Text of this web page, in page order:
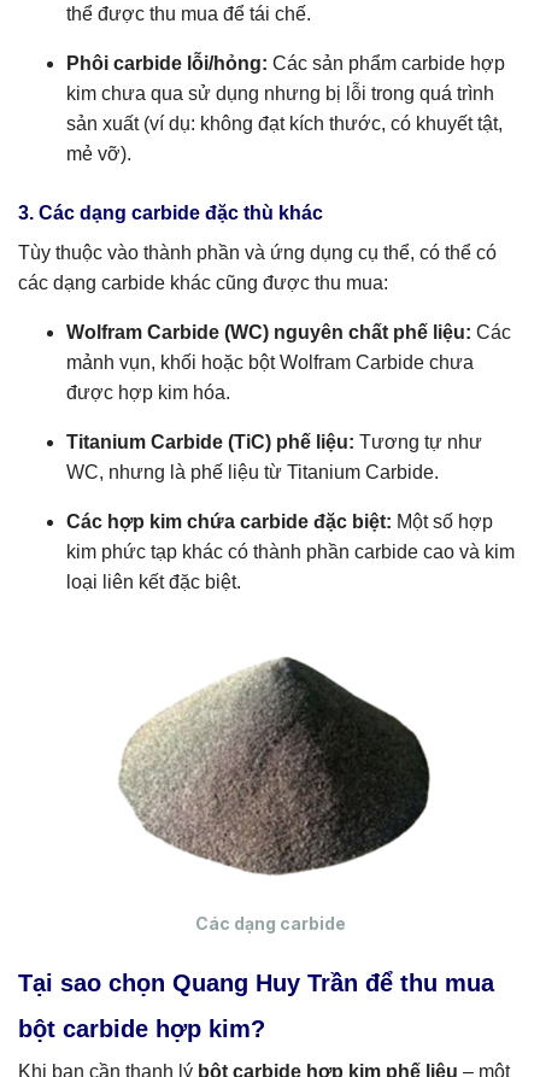
thể được thu mua để tái chế.
Phôi carbide lỗi/hỏng: Các sản phẩm carbide hợp
kim chưa qua sử dụng nhưng bị lỗi trong quá trình
sản xuất (ví dụ: không đạt kích thước, có khuyết tật,
mẻ vỡ).
3. Các dạng carbide đặc thù khác
Tùy thuộc vào thành phần và ứng dụng cụ thể, có thể có
các dạng carbide khác cũng được thu mua:
Wolfram Carbide (WC) nguyên chất phế liệu: Các
mảnh vụn, khối hoặc bột Wolfram Carbide chưa
được hợp kim hóa.
Titanium Carbide (TiC) phế liệu: Tương tự như
WC, nhưng là phế liệu từ Titanium Carbide.
Các hợp kim chứa carbide đặc biệt: Một số hợp
kim phức tạp khác có thành phần carbide cao và kim
loại liên kết đặc biệt.
Các dạng carbide
Tại sao chọn Quang Huy Trần để thu mua
bột carbide hợp kim?
Khi bạn cần thanh lý bột carbide hợp kim phế liệu – một